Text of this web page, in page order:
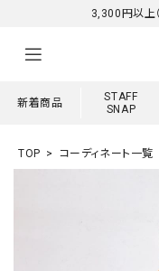
3,300円以上
新着商品
STAFF
SNAP
TOP コーディネート一覧